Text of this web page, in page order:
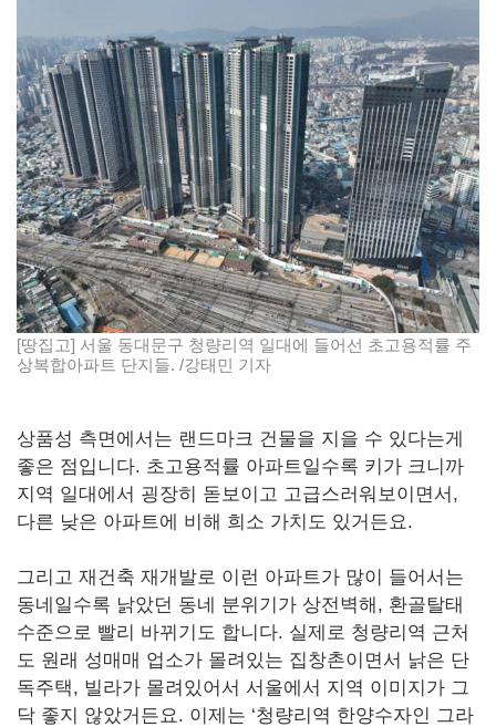
[땅집고] 서울 동대문구 청량리역 일대에 들어선 초고용적률 주
상복합아파트 단지들. /강태민 기자
상품성 측면에서는 랜드마크 건물을 지을 수 있다는게
좋은 점입니다. 초고용적률 아파트일수록 키가 크니까
지역 일대에서 굉장히 돋보이고 고급스러워보이면서,
다른 낮은 아파트에 비해 희소 가치도 있거든요.
그리고 재건축 재개발로 이런 아파트가 많이 들어서는
동네일수록 낡았던 동네 분위기가 상전벽해, 환골탈태
수준으로 빨리 바뀌기도 합니다. 실제로 청량리역 근처
도 원래 성매매 업소가 몰려있는 집창촌이면서 낡은 단
독주택, 빌라가 몰려있어서 서울에서 지역 이미지가 그
닥 좋지 않았거든요. 이제는 ‘청량리역 한양수자인 그라